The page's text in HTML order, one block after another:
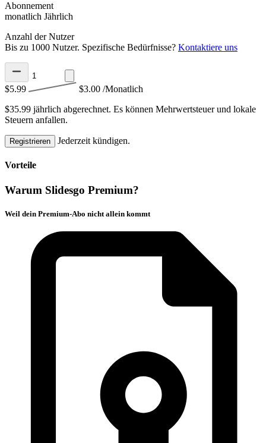
Abonnement
monatlich Jährlich
Anzahl der Nutzer
Bis zu 1000 Nutzer. Spezifische Bedürfnisse? Kontaktiere uns
$5.99 $3.00 /Monatlich
$35.99 jährlich abgerechnet. Es können Mehrwertsteuer und lokale
Steuern anfallen.
Registrieren Jederzeit kündigen.
Vorteile
Warum Slidesgo Premium?
Weil dein Premium-Abo nicht allein kommt